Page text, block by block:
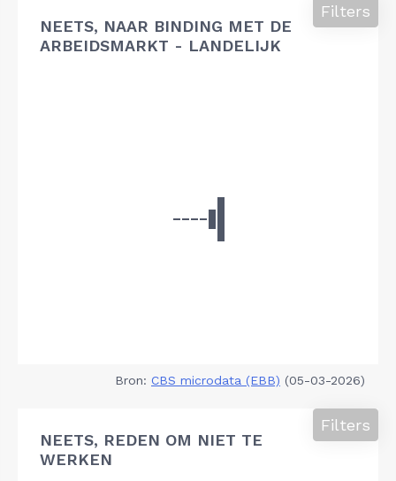
NEETS, NAAR BINDING MET DE
ARBEIDSMARKT - LANDELIJK
Filters
Bron: CBS microdata (EBB) (05-03-2026)
NEETS, REDEN OM NIET TE
WERKEN
Filters